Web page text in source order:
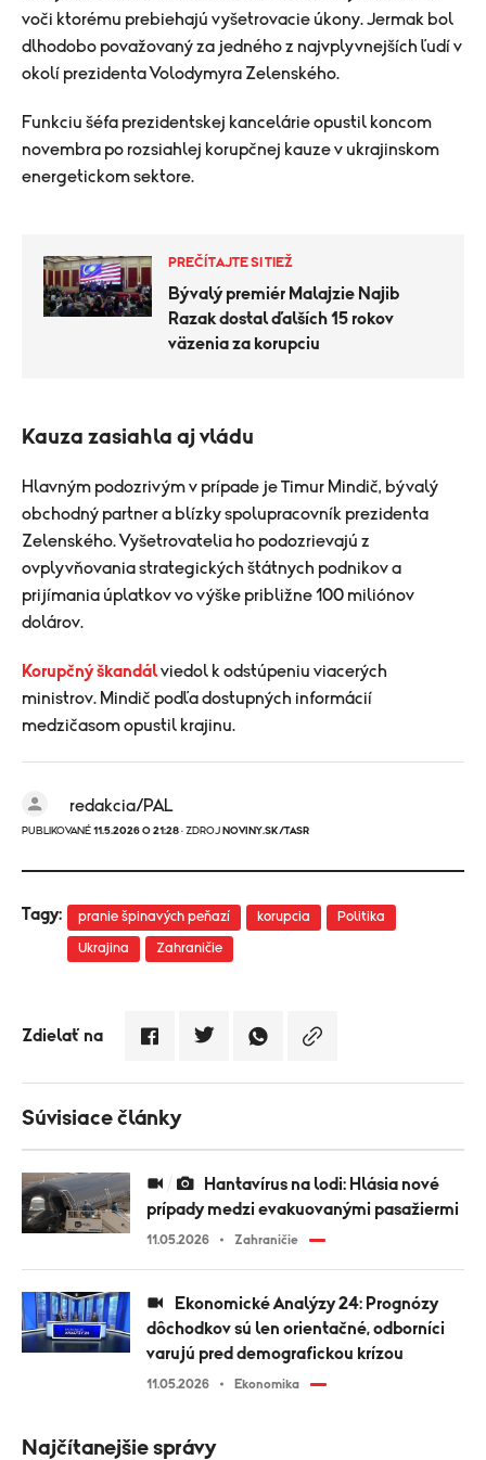
voči ktorému prebiehajú vyšetrovacie úkony. Jermak bol
dlhodobo považovaný za jedného z najvplyvnejších ľudí v
okolí prezidenta Volodymyra Zelenského.
Funkciu šéfa prezidentskej kancelárie opustil koncom
novembra po rozsiahlej korupčnej kauze v ukrajinskom
energetickom sektore.
PREČÍTAJTE SI TIEŽ
Bývalý premiér Malajzie Najib
Razak dostal ďalších 15 rokov
väzenia za korupciu
Kauza zasiahla aj vládu
Hlavným podozrivým v prípade je Timur Mindič, bývalý
obchodný partner a blízky spolupracovník prezidenta
Zelenského. Vyšetrovatelia ho podozrievajú z
ovplyvňovania strategických štátnych podnikov a
prijímania úplatkov vo výške približne 100 miliónov
dolárov.
Korupčný škandálviedol k odstúpeniu viacerých
ministrov. Mindič podľa dostupných informácií
medzičasom opustil krajinu.
redakcia/PAL
PUBLIKOVANÉ 11.5.2026 O 21:28 · ZDROJ NOVINY.SK/TASR
Tagy: pranie špinavých peňazí korupcia Politika
Ukrajina Zahraničie
Zdielať na
Súvisiace články
prípady medzi evakuovanými pasažiermi
11.05.2026 Zahraničie
dôchodkov sú len orientačné, odborníci
varujú pred demografickou krízou
11.05.2026 Ekonomika
Najčítanejšie správy